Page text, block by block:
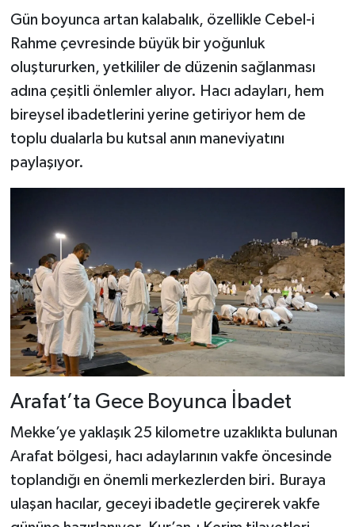
Gün boyunca artan kalabalık, özellikle Cebel-i
Rahme çevresinde büyük bir yoğunluk
oluştururken, yetkililer de düzenin sağlanması
adına çeşitli önlemler alıyor. Hacı adayları, hem
bireysel ibadetlerini yerine getiriyor hem de
toplu dualarla bu kutsal anın maneviyatını
paylaşıyor.
Arafat’ta Gece Boyunca İbadet
Mekke’ye yaklaşık 25 kilometre uzaklıkta bulunan
Arafat bölgesi, hacı adaylarının vakfe öncesinde
toplandığı en önemli merkezlerden biri. Buraya
ulaşan hacılar, geceyi ibadetle geçirerek vakfe